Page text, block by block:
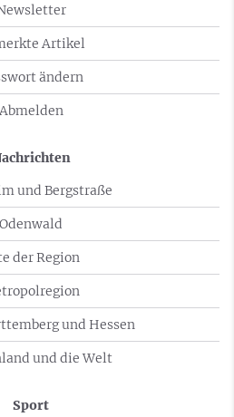
Artikel
ändern
Abmelden
und Bergstraße
Odenwald
der Region
und Hessen
und die Welt
Sport